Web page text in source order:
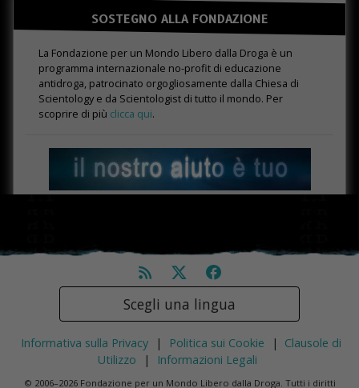
SOSTEGNO ALLA FONDAZIONE
La Fondazione per un Mondo Libero dalla Droga è un
programma internazionale no-profit di educazione
antidroga, patrocinato orgogliosamente dalla Chiesa di
Scientology e da Scientologist di tutto il mondo. Per
scoprire di più clicca qui.
Scegli una lingua
Informativa sulla Privacy | Politica sui Cookie |
Clausole di
Utilizzo
| Informazioni Legali
© 2006–2026 Fondazione per un Mondo Libero dalla Droga. Tutti i diritti